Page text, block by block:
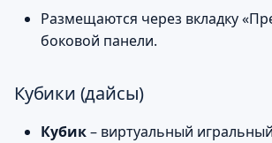
Размещаются через вкладку
боковой панели.
Кубики (дайсы)
Кубик– виртуальный